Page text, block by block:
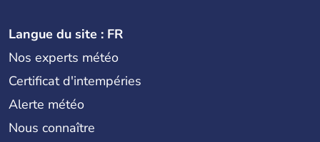
Langue du site : FR
Nos experts météo
Certificat d'intempéries
Alerte météo
Nous connaître